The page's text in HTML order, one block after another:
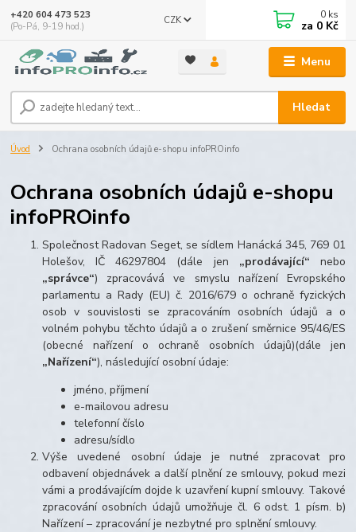
Menu
CZK
Hledat
+420 604 473 523
(Po-Pá, 9-19 hod.)
0 ks
za 0 Kč
Úvod Ochrana osobních údajů e-shopu infoPROinfo
Ochrana osobních údajů e-shopu
infoPROinfo
Společnost Radovan Seget, se sídlem Hanácká 345, 769 01
Holešov, IČ 46297804 (dále jen „prodávající“ nebo
„správce“) zpracovává ve smyslu nařízení Evropského
parlamentu a Rady (EU) č. 2016/679 o ochraně fyzických
osob v souvislosti se zpracováním osobních údajů a o
volném pohybu těchto údajů a o zrušení směrnice 95/46/ES
(obecné nařízení o ochraně osobních údajů)(dále jen
„Nařízení“), následující osobní údaje:
jméno, příjmení
e-mailovou adresu
telefonní číslo
adresu/sídlo
Výše uvedené osobní údaje je nutné zpracovat pro
odbavení objednávek a další plnění ze smlouvy, pokud mezi
vámi a prodávajícím dojde k uzavření kupní smlouvy. Takové
zpracování osobních údajů umožňuje čl. 6 odst. 1 písm. b)
Nařízení – zpracování je nezbytné pro splnění smlouvy.